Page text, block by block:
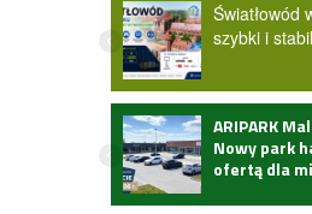
Światłowód
szybki i
ARIPARK
Nowy park
ofertą dla